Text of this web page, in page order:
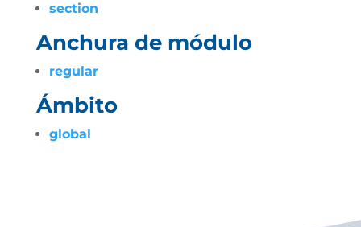
section
Anchura de módulo
regular
Ámbito
global